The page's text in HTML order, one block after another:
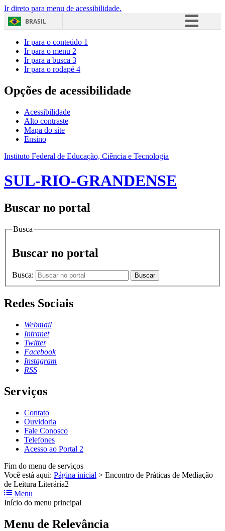
Ir direto para menu de acessibilidade.
BRASIL
Acesso à informação
Ir para o conteúdo 1
Ir para o menu 2
Ir para a busca 3
Ir para o rodapé 4
Opções de acessibilidade
Acessibilidade
Alto contraste
Mapa do site
Ensino
Instituto Federal de Educação, Ciência e Tecnologia
SUL-RIO-GRANDENSE
Buscar no portal
Busca
Buscar no portal
Busca: Buscar
Redes Sociais
Webmail
Intranet
Twitter
Facebook
Instagram
RSS
Serviços
Contato
Ouvidoria
Fale Conosco
Telefones
Acesso ao Portal 2
Fim do menu de serviços
Você está aqui: Página inicial > Encontro de Práticas de Mediação
de Leitura Literária2
Menu
Início do menu principal
Menu de Relevância